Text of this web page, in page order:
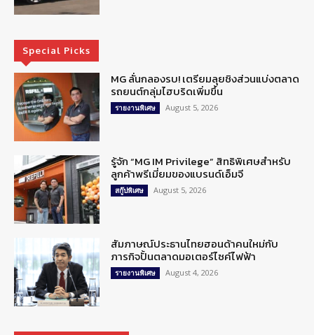
Special Picks
MG ลั่นกลองรบ! เตรียมลุยชิงส่วนแบ่งตลาด
รถยนต์กลุ่มไฮบริดเพิ่มขึ้น
รายงานพิเศษ August 5, 2026
รู้จัก “MG IM Privilege” สิทธิพิเศษสำหรับ
ลูกค้าพรีเมี่ยมของแบรนด์เอ็มจี
สกู๊ปพิเศษ August 5, 2026
สัมภาษณ์ประธานไทยฮอนด้าคนใหม่กับ
ภารกิจปั้นตลาดมอเตอร์ไซค์ไฟฟ้า
รายงานพิเศษ August 4, 2026